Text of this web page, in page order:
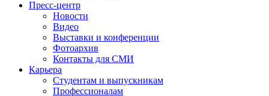
Пресс-центр
Новости
Видео
Выставки и конференции
Фотоархив
Контакты для СМИ
Карьера
Студентам и выпускникам
Профессионалам